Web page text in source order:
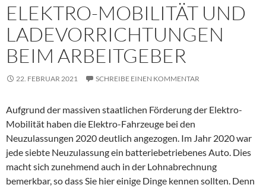
ELEKTRO-MOBILITÄT UND
LADEVORRICHTUNGEN
BEIM ARBEITGEBER
22. FEBRUAR 2021 SCHREIBE EINEN KOMMENTAR
Aufgrund der massiven staatlichen Förderung der Elektro-
Mobilität haben die Elektro-Fahrzeuge bei den
Neuzulassungen 2020 deutlich angezogen. Im Jahr 2020 war
jede siebte Neuzulassung ein batteriebetriebenes Auto. Dies
macht sich zunehmend auch in der Lohnabrechnung
bemerkbar, so dass Sie hier einige Dinge kennen sollten. Denn